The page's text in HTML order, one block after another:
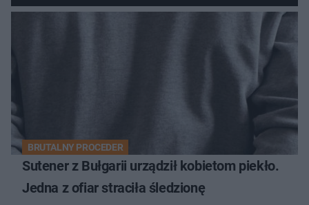
BRUTALNY PROCEDER
Sutener z Bułgarii urządził kobietom piekło.
Jedna z ofiar straciła śledzionę